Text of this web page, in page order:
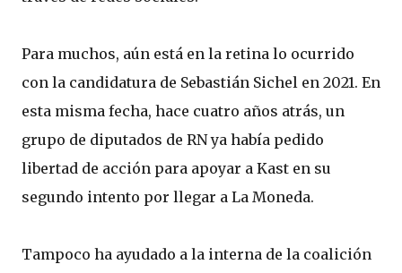
Para muchos, aún está en la retina lo ocurrido
con la candidatura de Sebastián Sichel en 2021. En
esta misma fecha, hace cuatro años atrás, un
grupo de diputados de RN ya había pedido
libertad de acción para apoyar a Kast en su
segundo intento por llegar a La Moneda.
Tampoco ha ayudado a la interna de la coalición